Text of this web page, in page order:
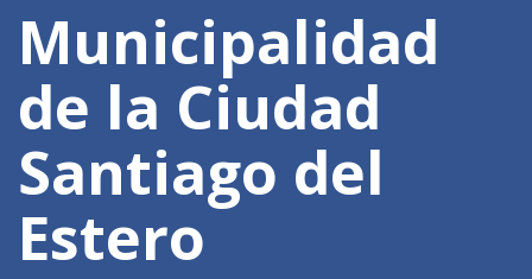
Municipalidad
de la Ciudad
Santiago del
Estero